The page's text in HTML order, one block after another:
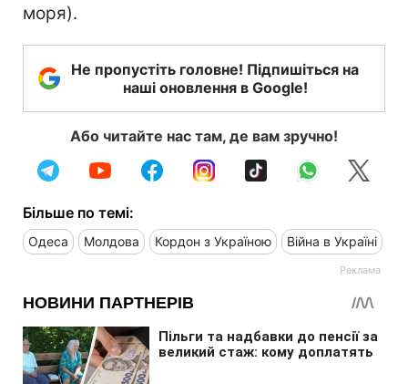
моря).
Не пропустіть головне! Підпишіться на
наші оновлення в Google!
Або читайте нас там, де вам зручно!
Більше по темі:
Одеса Молдова Кордон з Україною Війна в Україні